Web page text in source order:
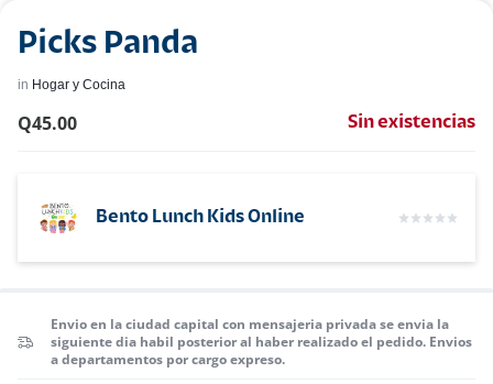
Picks Panda
in Hogar y Cocina
Q45.00 Sin existencias
Bento Lunch Kids Online
Envio en la ciudad capital con mensajeria privada se envia la
siguiente dia habil posterior al haber realizado el pedido. Envios
a departamentos por cargo expreso.